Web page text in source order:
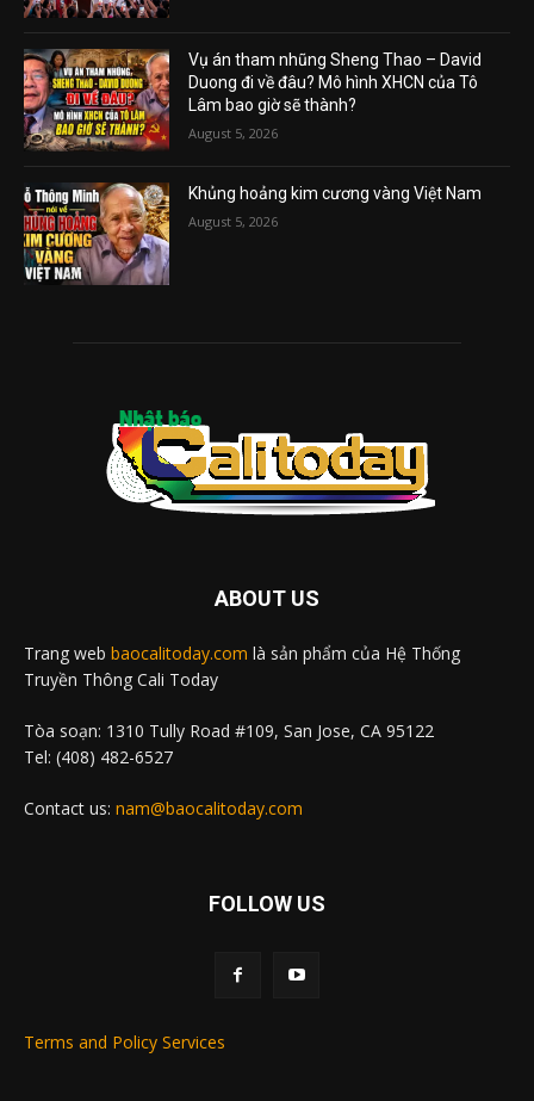
Vụ án tham nhũng Sheng Thao – David
Duong đi về đâu? Mô hình XHCN của Tô
Lâm bao giờ sẽ thành?
August 5, 2026
Khủng hoảng kim cương vàng Việt Nam
August 5, 2026
ABOUT US
Trang web baocalitoday.com là sản phẩm của Hệ Thống
Truyền Thông Cali Today
Tòa soạn: 1310 Tully Road #109, San Jose, CA 95122
Tel: (408) 482-6527
Contact us: nam@baocalitoday.com
FOLLOW US
Terms and Policy Services